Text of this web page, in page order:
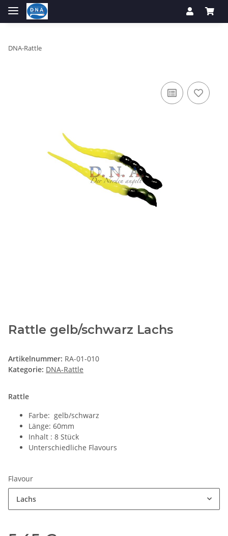
DNA-Rattle
Rattle gelb/schwarz Lachs
Artikelnummer: RA-01-010
Kategorie: DNA-Rattle
Rattle
Farbe: gelb/schwarz
Länge: 60mm
Inhalt : 8 Stück
Unterschiedliche Flavours
Flavour
Lachs